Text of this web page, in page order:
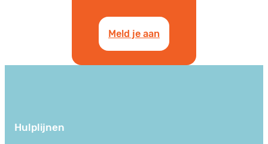
Meld je aan
Hulplijnen